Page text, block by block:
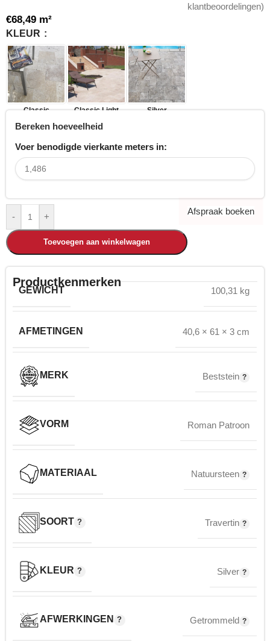
klantbeoordelingen)
€68,49 m²
KLEUR
Classic Classic Light Silver
Bereken hoeveelheid
Voer benodigde vierkante meters in:
- +
Toevoegen aan winkelwagen
Afspraak boeken
Productkenmerken
GEWICHT 100,31 kg
AFMETINGEN 40,6 × 61 × 3 cm
MERK Beststein
VORM Roman Patroon
MATERIAAL Natuursteen
SOORT Travertin
KLEUR Silver
AFWERKINGEN Getrommeld